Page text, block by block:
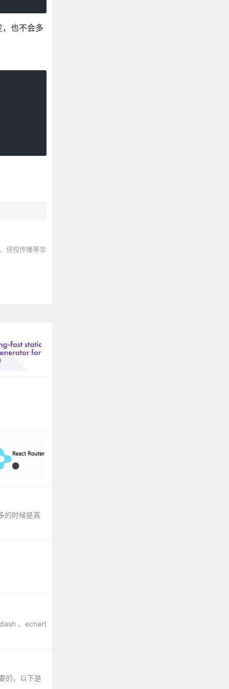
也不会多
侵权传播等非
的时候是真
、echart
的，以下是